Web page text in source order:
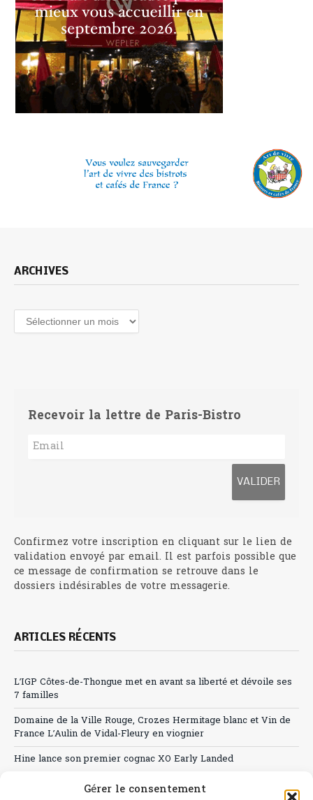
Gérer le consentement
ARCHIVES
Archives
Recevoir la lettre de Paris-Bistro
Confirmez votre inscription en cliquant sur le lien de
validation envoyé par email. Il est parfois possible que
ce message de confirmation se retrouve dans le
dossiers indésirables de votre messagerie.
ARTICLES RÉCENTS
L’IGP Côtes-de-Thongue met en avant sa liberté et dévoile ses
7 familles
Domaine de la Ville Rouge, Crozes Hermitage blanc et Vin de
France L’Aulin de Vidal-Fleury en viognier
Hine lance son premier cognac XO Early Landed
Canicule : A quand le CHR à « l’heure espagnole » ?